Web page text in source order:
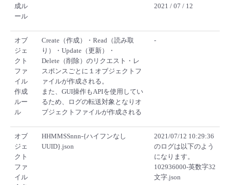
成ル
ール
2021 / 07 / 12
オブ
ジェ
クト
ファ
イル
作成
ルー
ル
Create（作成）・Read（読み取
り）・Update（更新）・
Delete（削除）のリクエスト・レ
スポンスごとに１オブジェクトフ
ァイルが作成される。
また、GUI操作もAPIを使用してい
るため、ログの転送対象となりオ
ブジェクトファイルが作成される
-
オブ
ジェ
クト
ファ
イル
HHMMSSnnn-{ハイフンなし
UUID}.json
2021/07/12 10:29:36
のログは以下のよう
になります。
102936000-英数字32
文字.json